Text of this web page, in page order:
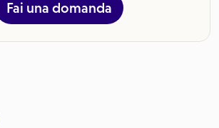
Fai una domanda